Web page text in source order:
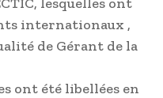
internationaux ,
de Gérant de la
ont été libellées en